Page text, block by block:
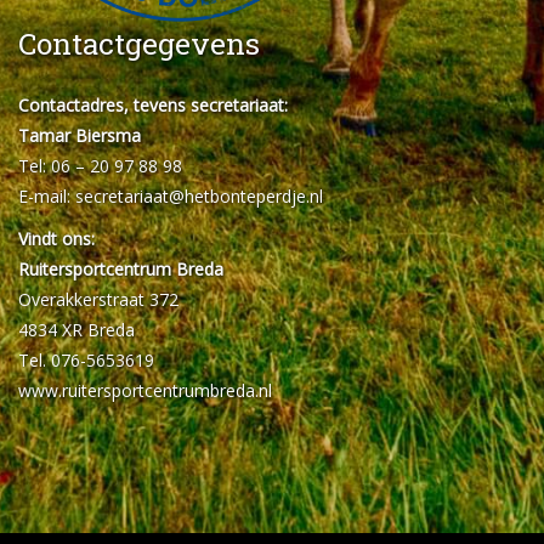
Contactgegevens
Contactadres, tevens secretariaat:
Tamar Biersma
Tel: 06 – 20 97 88 98
E-mail:secretariaat@hetbonteperdje.nl
Vindt ons:
Ruitersportcentrum Breda
Overakkerstraat 372
4834 XR Breda
Tel. 076-5653619
www.ruitersportcentrumbreda.nl